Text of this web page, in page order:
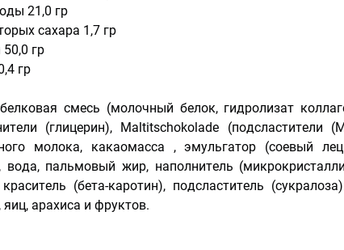
21,0 гр
сахара 1,7 гр
гр
гр
белковая смесь (молочный белок, гидролизат
(глицерин), Maltitschokolade (подсластители
молока, какаомасса , эмульгатор (соевый
вода, пальмовый жир, наполнитель
(бета-каротин), подсластитель
арахиса и фруктов.